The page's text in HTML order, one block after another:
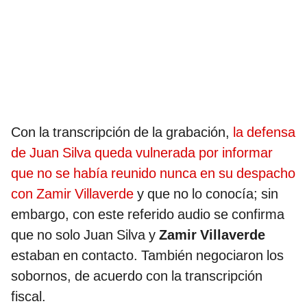
Con la transcripción de la grabación, la defensa
de Juan Silva queda vulnerada por informar
que no se había reunido nunca en su despacho
con Zamir Villaverde y que no lo conocía; sin
embargo, con este referido audio se confirma
que no solo Juan Silva y Zamir Villaverde
estaban en contacto. También negociaron los
sobornos, de acuerdo con la transcripción
fiscal.